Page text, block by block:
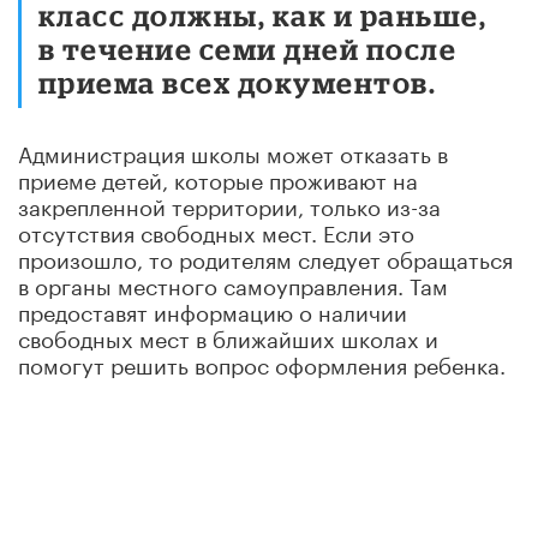
класс должны, как и раньше,
в течение семи дней после
приема всех документов.
Администрация школы может отказать в
приеме детей, которые проживают на
закрепленной территории, только из-за
отсутствия свободных мест. Если это
произошло, то родителям следует обращаться
в органы местного самоуправления. Там
предоставят информацию о наличии
свободных мест в ближайших школах и
помогут решить вопрос оформления ребенка.